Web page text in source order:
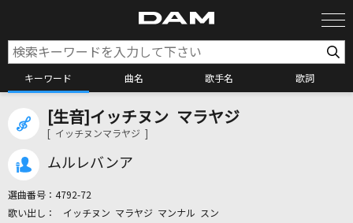
キーワード 曲名 歌手名 歌詞
カラオケ検索
[生音]イッチヌン マラヤジ
[ イッチヌンマラヤジ ]
ムルレバンア
選曲番号： 4792-72
イッチヌン マラヤジ マンナル スン